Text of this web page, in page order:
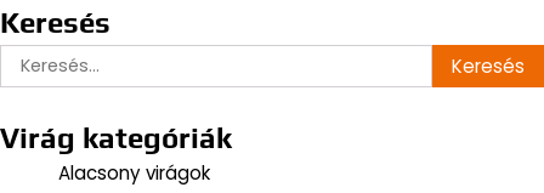
Keresés
Keresés:
Virág kategóriák
Alacsony virágok